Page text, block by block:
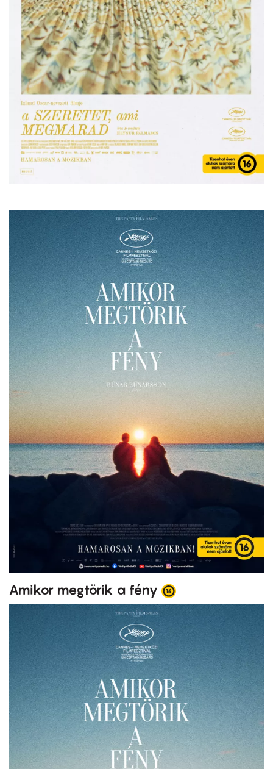
Amikor megtörik a fény